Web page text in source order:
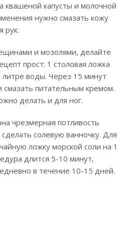
квашеной капусты и молочной
нужно смазать кожу
рук.
и мозолями, делайте
прост: 1 столовая ложка
литре воды. Через 15 минут
смазать питательным кремом.
делать и для ног.
чрезмерная потливость
солевую ванночку. Для
ложку морской соли на 1
длится 5-10 минут,
в течение 10-15 дней.